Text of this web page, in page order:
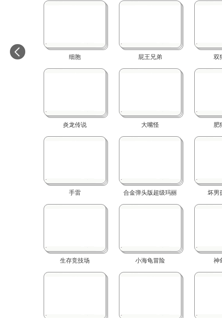
细胞
炎龙传说
屁王兄弟
大嘴怪
双
肥
手雷
生存竞技场
合金弹头版超级玛丽
小海龟冒险
坏男
神